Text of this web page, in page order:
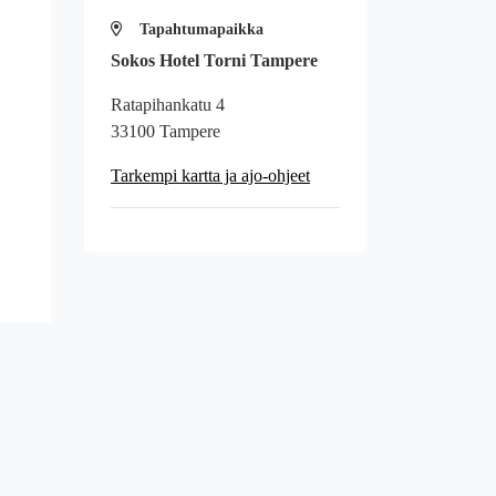
Tapahtumapaikka
Sokos Hotel Torni Tampere
Ratapihankatu 4
33100 Tampere
Tarkempi kartta ja ajo-ohjeet